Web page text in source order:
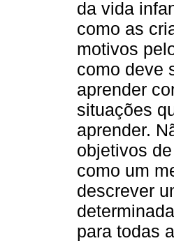
da vida
como as
motivos
como deve
aprender
situações
aprender.
objetivos
como um
descrever
para todas